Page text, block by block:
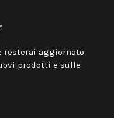
resterai aggiornato
prodotti e sulle